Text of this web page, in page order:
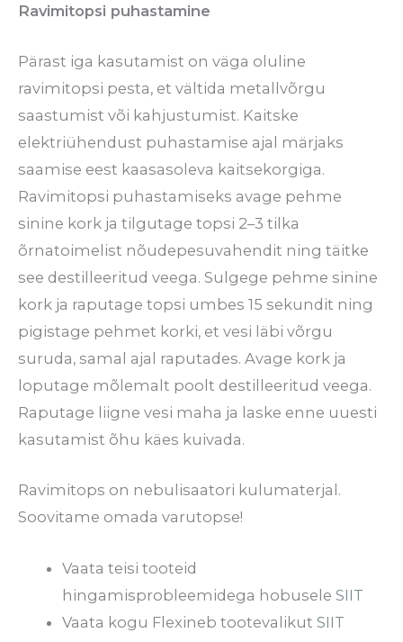
Ravimitopsi puhastamine
Pärast iga kasutamist on väga oluline
ravimitopsi pesta, et vältida metallvõrgu
saastumist või kahjustumist. Kaitske
elektriühendust puhastamise ajal märjaks
saamise eest kaasasoleva kaitsekorgiga.
Ravimitopsi puhastamiseks avage pehme
sinine kork ja tilgutage topsi 2–3 tilka
õrnatoimelist nõudepesuvahendit ning täitke
see destilleeritud veega. Sulgege pehme sinine
kork ja raputage topsi umbes 15 sekundit ning
pigistage pehmet korki, et vesi läbi võrgu
suruda, samal ajal raputades. Avage kork ja
loputage mõlemalt poolt destilleeritud veega.
Raputage liigne vesi maha ja laske enne uuesti
kasutamist õhu käes kuivada.
Ravimitops on nebulisaatori kulumaterjal.
Soovitame omada varutopse!
Vaata teisi tooteid
hingamisprobleemidega hobuseleSIIT
Vaata kogu Flexineb tootevalikutSIIT